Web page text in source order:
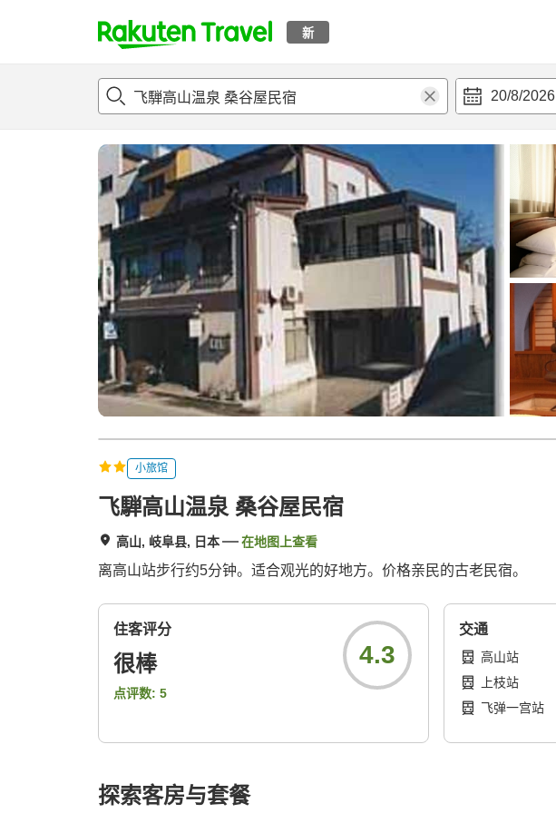
新
t
p
a
e
s
e
a
r
c
h
20/8/2026
概况 客房及住宿套餐评论 设施
小旅馆
飞騨高山温泉 桑谷屋民宿
高山, 岐阜县, 日本 在地图上查看
离高山站步行约5分钟。适合观光的好地方。价格亲民的古老民宿。
住客评分
很棒
点评数: 5
4.3
交通
高山站
上枝站
飞弹一宫站
探索客房与套餐